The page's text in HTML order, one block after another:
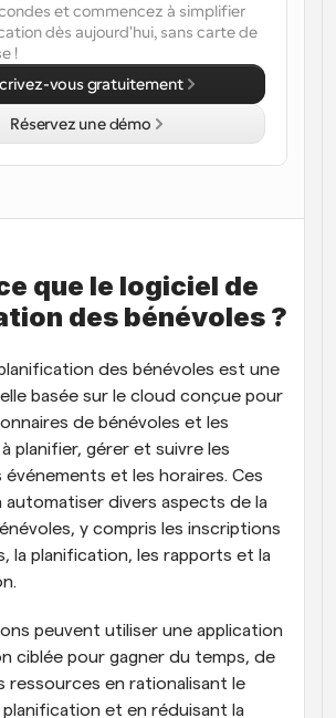
surpuissante avec des appels
la planification et les rappels
avec les dernières nouvelles et mises à
clients en quelques minutes
des réunions avec plusieurs
lorsque quelque chose se passe
que le logiciel de
des bénévoles ?
des bénévoles est une
basée sur le cloud conçue pour
de bénévoles et les
planifier, gérer et suivre les
événements et les horaires. Ces
automatiser divers aspects de la
y compris les inscriptions
la planification, les rapports et la
peuvent utiliser une application
ciblée pour gagner du temps, de
ressources en rationalisant le
et en réduisant la
et commencez à simplifier
dès aujourd'hui, sans carte de
!
vous gratuitement
Réservez une démo